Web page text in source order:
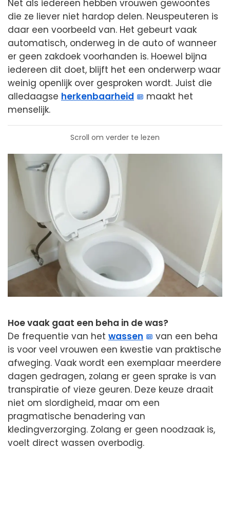
Net als iedereen hebben vrouwen gewoontes
die ze liever niet hardop delen. Neuspeuteren is
daar een voorbeeld van. Het gebeurt vaak
automatisch, onderweg in de auto of wanneer
er geen zakdoek voorhanden is. Hoewel bijna
iedereen dit doet, blijft het een onderwerp waar
weinig openlijk over gesproken wordt. Juist die
alledaagse herkenbaarheid
maakt het
menselijk.
Scroll om verder te lezen
Hoe vaak gaat een beha in de was?
De frequentie van het wassen
van een beha
is voor veel vrouwen een kwestie van praktische
afweging. Vaak wordt een exemplaar meerdere
dagen gedragen, zolang er geen sprake is van
transpiratie of vieze geuren. Deze keuze draait
niet om slordigheid, maar om een
pragmatische benadering van
kledingverzorging. Zolang er geen noodzaak is,
voelt direct wassen overbodig.